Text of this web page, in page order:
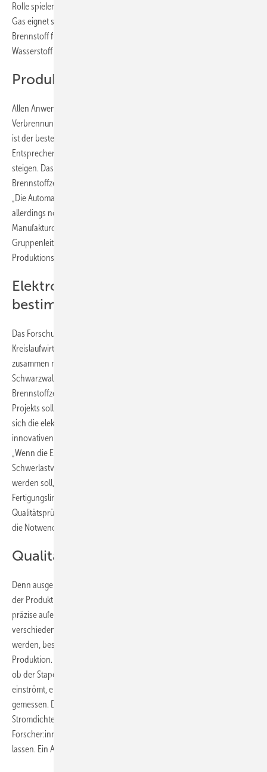
Rolle spielen. Denn das mit überschüssigem Ökostrom hergestellte
Gas eignet sich sowohl als saisonaler Energiespeicher als auf als
Brennstoff für Elektrofahrzeuge. Selbst im Luftverkehr könnte
Wasserstoff in Zukunft der Treibstoff der Wahl sein.
Produktion muss skaliert werden
Allen Anwendungen gemeinsam ist die Notwendigkeit der kalten
Verbrennung des grünen Wasserstoffs in Brennstoffzellen. Denn dies
ist der beste Weg, um aus dem Gas wieder Strom zu machen.
Entsprechend wird auch der Bedarf an Brennstoffzellenstacks
steigen. Das sind Stapel einzelner miteinander verschalteter
Brennstoffzellen, um ausreichend elektrische Leistung zu erreichen.
„Die Automatisierung bei der Produktion von Brennstoffzellen steckt
allerdings noch in den Kinderschuhen. Bisher hat die Fertigung eher
Manufakturcharakter“, weiß Friedrich-Wilhelm Speckmann. Er ist
Gruppenleiter Wasserstofftechnologie am Fraunhofer-Institut für
Produktionstechnik und Automatisierung (IPA).
Elektrochemische Eigenschaften
bestimmen
Das Forschungszentrum für intelligente Wasserstoff-
Kreislaufwirtschaft H2BlackForest des Fraunhofer IPA hat deshalb
zusammen mit dem IFF der Universität Stuttgart und des Campus
Schwarzwald Institut ein Forschungsprojekt zur Qualitätskontrolle von
Brennstoffzellenstacks in der Massenfertigung gestartet. Am Ende des
Projekts soll ein Demonstrator für einen Prüfstand stehen, mit dem
sich die elektrochemischen Eigenschaften eines Stacks mit Hilfe von
innovativen Technologien schnell und effizient ermitteln lassen.
„Wenn die Energiewende gelingen und vor allem im
Schwerlastverkehr grüner Wasserstoff als Energieträger genutzt
werden soll, dann brauchen wir so bald wie möglich effiziente
Fertigungslinien sowie schnelle und kostengünstige
Qualitätsprüfungen für Brennstoffzellenstacks“, begründet Speckmann
die Notwendigkeit.
Qualitätskontrolle ist aufwändig
Denn ausgerechnet die Qualitätskontrolle ist bisher das Nadelöhr in
der Produktion. Roboter können Brennstoffzellen zwar schnell und
präzise aufeinanderstapeln, doch dann muss jeder dieser Stapel an
verschiedene Messgeräte angeschlossen und durchgecheckt
werden, beschreiben die Forscher:innen den Istzustand in der
Produktion. Das kostet viel Zeit. Denn im ersten Schritt wird getestet,
ob der Stapel dicht ist oder ob Gas, das unter Druck in die Zellen
einströmt, entweicht. Im zweiten Schritt wird eine Leistungskurve
gemessen. Daraus geht hervor, bei welchen Spannungen welche
Stromdichte auftritt. Im jetzt gestarteten Projekt wollen die
Forscher:innen erforschen, wie sich diese Prozesse optimieren
lassen. Ein Ansatz ist es, die beiden Schritte zusammenzufassen.